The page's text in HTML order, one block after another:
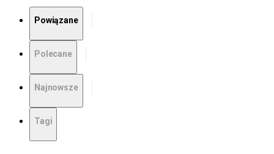
Powiązane
Polecane
Najnowsze
Tagi